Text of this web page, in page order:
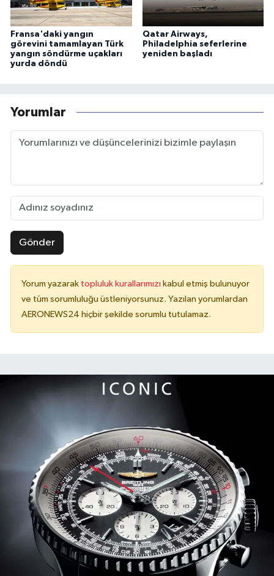
Fransa'daki yangın
görevini tamamlayan Türk
yangın söndürme uçakları
yurda döndü
Qatar Airways,
Philadelphia seferlerine
yeniden başladı
Yorumlar
Gönder
Yorum yazarak topluluk kurallarımızı kabul etmiş bulunuyor
ve tüm sorumluluğu üstleniyorsunuz. Yazılan yorumlardan
AERONEWS24 hiçbir şekilde sorumlu tutulamaz.